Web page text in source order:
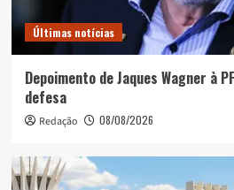
Últimas notícias
Depoimento de Jaques Wagner à
defesa
Redação 08/08/2026